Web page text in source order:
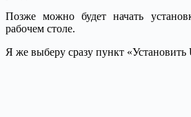
Позже можно будет начать
рабочем столе.
Я же выберу сразу пункт «Установить